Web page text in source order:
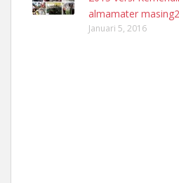
almamater
Januari 5, 2016